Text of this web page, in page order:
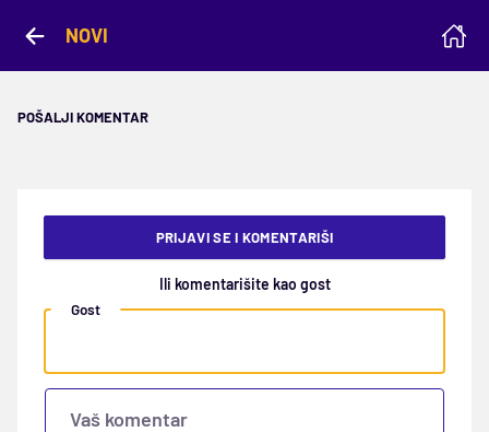
NOVI
POŠALJI KOMENTAR
PRIJAVI SE I KOMENTARIŠI
Ili komentarišite kao gost
Gost
Vaš komentar